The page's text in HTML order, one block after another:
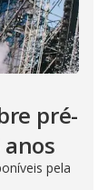
pré-
pela